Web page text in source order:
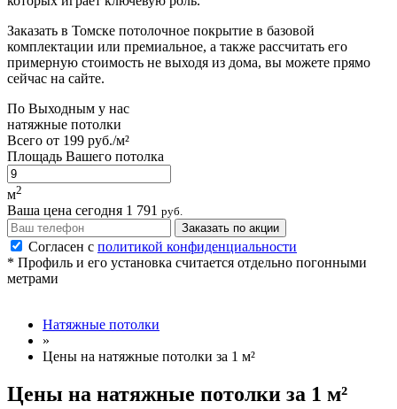
Заказать в Томске потолочное покрытие в базовой
комплектации или премиальное, а также рассчитать его
примерную стоимость не выходя из дома, вы можете прямо
сейчас на сайте.
По Выходным у нас
натяжные потолки
Всего от 199 руб./м²
Площадь Вашего потолка
м2
Ваша цена сегодня 1 791 руб.
Заказать по акции
Согласен с политикой конфиденциальности
* Профиль и его установка считается отдельно погонными
метрами
Натяжные потолки
»
Цены на натяжные потолки за 1 м²
Цены на натяжные потолки за 1 м²